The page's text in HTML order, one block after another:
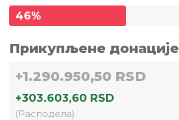
46%
Прикупљене донације
+1.290.950,50 RSD
+303.603,60 RSD
(Расподела)